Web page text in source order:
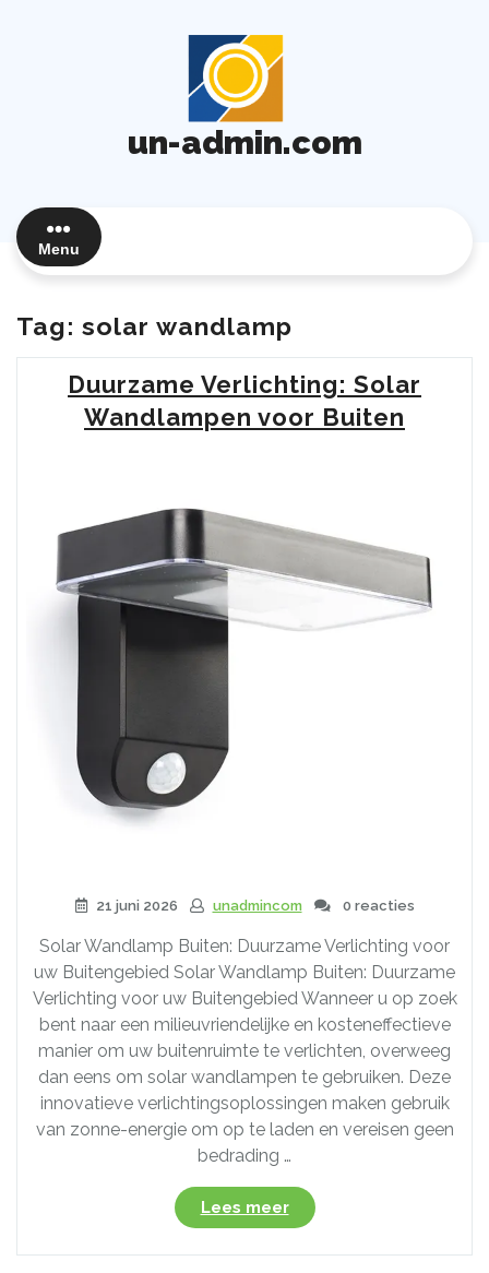
un-admin.com
Menu
Tag: solar wandlamp
Duurzame Verlichting: Solar
Wandlampen voor Buiten
21 juni 2026 unadmincom 0 reacties
Solar Wandlamp Buiten: Duurzame Verlichting voor
uw Buitengebied Solar Wandlamp Buiten: Duurzame
Verlichting voor uw Buitengebied Wanneer u op zoek
bent naar een milieuvriendelijke en kosteneffectieve
manier om uw buitenruimte te verlichten, overweeg
dan eens om solar wandlampen te gebruiken. Deze
innovatieve verlichtingsoplossingen maken gebruik
van zonne-energie om op te laden en vereisen geen
bedrading …
Lees meer“Duurzame
Verlichting:
Solar